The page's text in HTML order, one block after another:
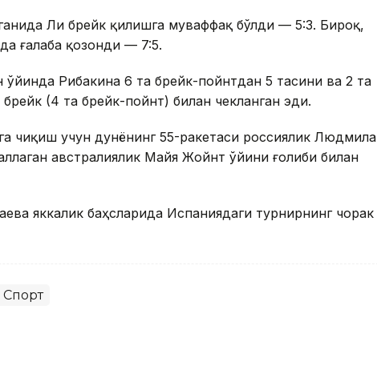
Ли брейк қилишга муваффақ бўлди — 5:3. Бироқ,
ғалаба қозонди — 7:5.
ўйинда Рибакина 6 та брейк-пойнтдан 5 тасини ва 2 та
(4 та брейк-пойнт) билан чекланган эди.
чиқиш учун дунёнинг 55-ракетаси россиялик Людмила
австралиялик Майя Жойнт ўйини ғолиби билан
яккалик баҳсларида Испаниядаги турнирнинг чорак
Спорт